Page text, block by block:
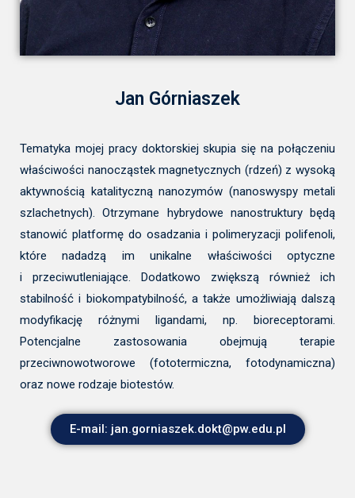
Jan Górniaszek
Tematyka mojej pracy doktorskiej skupia się na połączeniu
właściwości nanocząstek magnetycznych (rdzeń) z wysoką
aktywnością katalityczną nanozymów (nanoswyspy metali
szlachetnych). Otrzymane hybrydowe nanostruktury będą
stanowić platformę do osadzania i polimeryzacji polifenoli,
które nadadzą im unikalne właściwości optyczne
i przeciwutleniające. Dodatkowo zwiększą również ich
stabilność i biokompatybilność, a także umożliwiają dalszą
modyfikację różnymi ligandami, np. bioreceptorami.
Potencjalne zastosowania obejmują terapie
przeciwnowotworowe (fototermiczna, fotodynamiczna)
oraz nowe rodzaje biotestów.
E-mail: jan.gorniaszek.dokt@pw.edu.pl